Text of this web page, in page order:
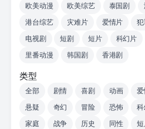
欧美动漫
欧美综艺 泰国剧
港台综艺
灾难片 爱情片
电视剧
短剧 短片 科幻片
里番动漫
韩国剧 香港剧
类型
全部 剧情 喜剧 动画
悬疑
奇幻 冒险 恐怖
家庭
战争 历史 同性